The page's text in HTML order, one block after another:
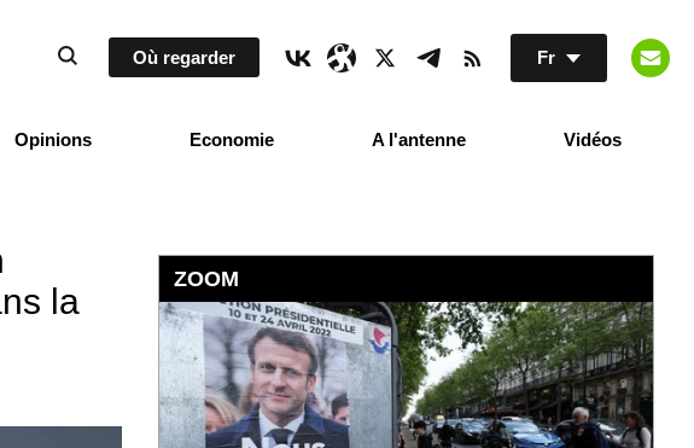
Opinions Economie A l'antenne Vidéos
Où regarder Fr
la
ZOOM